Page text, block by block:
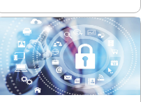
bảo đời sống cho hàng chục
ngàn lao động.